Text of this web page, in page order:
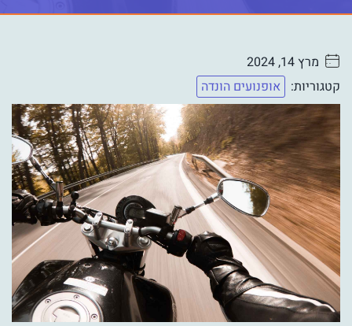
. . . . .מרץ 14, 2024
קטגוריות: אופנועים הונדה